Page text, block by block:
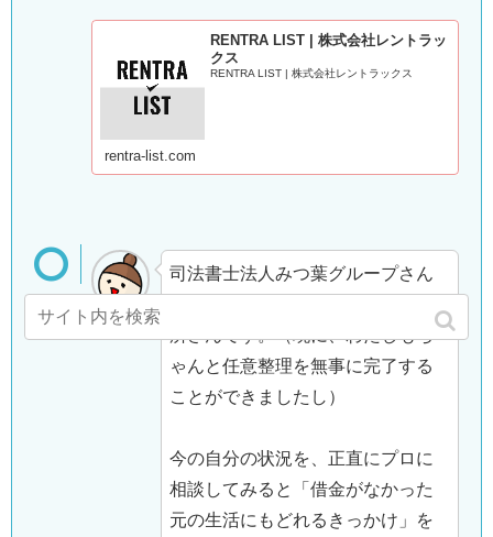
RENTRA LIST | 株式会社レントラッ
クス
RENTRA LIST | 株式会社レントラックス
rentra-list.com
司法書士法人みつ葉グループさん
所さんです。（現に、わたしもち
ゃんと任意整理を無事に完了する
ことができましたし）
今の自分の状況を、正直にプロに
相談してみると「借金がなかった
元の生活にもどれるきっかけ」を